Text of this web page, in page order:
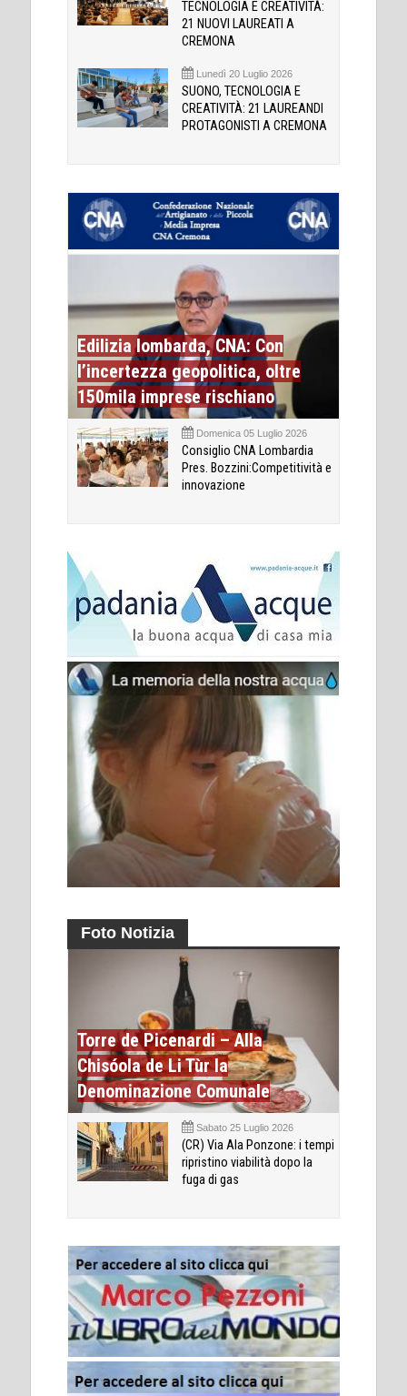
TECNOLOGIA E CREATIVITÀ:
21 NUOVI LAUREATI A
CREMONA
Lunedì 20 Luglio 2026
SUONO, TECNOLOGIA E
CREATIVITÀ: 21 LAUREANDI
PROTAGONISTI A CREMONA
Edilizia lombarda, CNA: Con
l’incertezza geopolitica, oltre
150mila imprese rischiano
Domenica 05 Luglio 2026
Consiglio CNA Lombardia
Pres. Bozzini:Competitività e
innovazione
Foto Notizia
Torre de Picenardi – Alla
Chisóola de Li Tùr la
Denominazione Comunale
Sabato 25 Luglio 2026
(CR) Via Ala Ponzone: i tempi
ripristino viabilità dopo la
fuga di gas